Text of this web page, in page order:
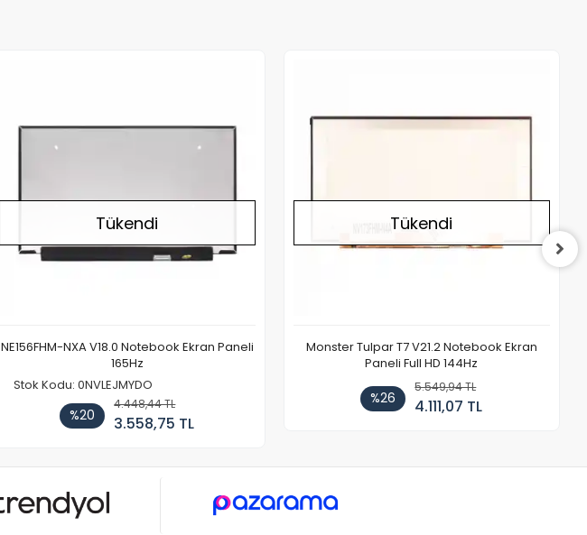
Tükendi
NE156FHM-NXA V18.0 Notebook Ekran Paneli
165Hz
Stok Kodu: 0NVLEJMYDO
%20
4.448,44 TL
3.558,75 TL
Tükendi
Monster Tulpar T7 V21.2 Notebook Ekran
Paneli Full HD 144Hz
%26
5.549,94 TL
4.111,07 TL